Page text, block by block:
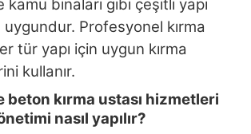
kamu binaları gibi çeşitli yapı
Profesyonel kırma
tür yapı için uygun kırma
kullanır.
beton kırma ustası hizmetleri
nasıl yapılır?